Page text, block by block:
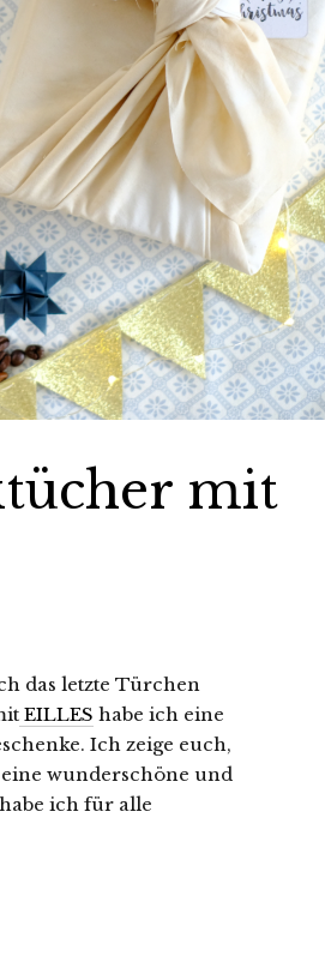
mit
das letzte Türchen
EILLES habe ich eine
Ich zeige euch,
wunderschöne und
ich für alle